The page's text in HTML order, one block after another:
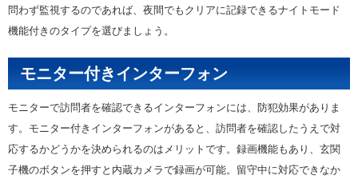
問わず監視するのであれば、夜間でもクリアに記録できるナイトモード
機能付きのタイプを選びましょう。
モニター付きインターフォン
モニターで訪問者を確認できるインターフォンには、防犯効果がありま
す。モニター付きインターフォンがあると、訪問者を確認したうえで対
応するかどうかを決められるのはメリットです。録画機能もあり、玄関
子機のボタンを押すと内蔵カメラで録画が可能。留守中に対応できなか